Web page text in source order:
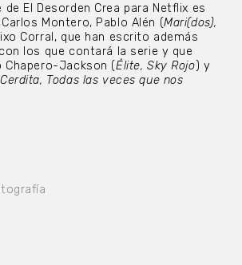
de El Desorden Crea para Netflix es
Montero, Pablo Alén (Mari(dos),
Corral, que han escrito además
los que contará la serie y que
Chapero-Jackson (Élite, Sky Rojo) y
Cerdita, Todas las veces que nos